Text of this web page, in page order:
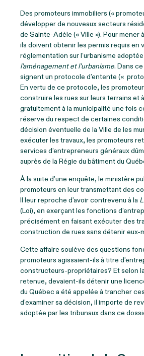
Des promoteurs immobiliers («
développer de nouveaux secteurs
de Sainte-Adèle (« Ville »). Pour mener
ils doivent obtenir les permis requis en
réglementation sur l’urbanisme
l’aménagement et l’urbanisme. Dans
signent un protocole d’entente («
En vertu de ce protocole, les
construire les rues sur leurs terrains et
gratuitement à la municipalité une fois
réserve du respect de certaines
décision éventuelle de la Ville de les
exécuter les travaux, les promoteurs
services d’entrepreneurs généraux
auprès de la Régie du bâtiment du
À la suite d’une enquête, le ministère
promoteurs en leur transmettant des
Il leur reproche d’avoir contrevenu à la
(Loi), en exerçant les fonctions
précisément en faisant exécuter des
construction de rues sans détenir eux-
Cette affaire soulève des questions
promoteurs agissaient-ils à titre
constructeurs-propriétaires? Et selon
retenue, devaient-ils détenir une
du Québec a été appelée à trancher
d’examiner sa décision, il importe de
adoptée par les tribunaux dans ce